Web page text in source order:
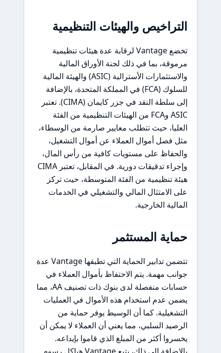
التراخيص والهيئات التنظيمية
تخضع Vantage لرقابة عدة هيئات تنظيمية
مرموقة، بما في ذلك لجنة الأوراق المالية
والاستثمارات الأسترالية (ASIC) والهيئة المالية
للسلوك (FCA) في المملكة المتحدة، بالإضافة
إلى سلطة النقد في جزر كايمان (CIMA). تعتبر
ASIC وFCA من الهيئات التنظيمية من الفئة
العليا، حيث تتطلب معايير صارمة من الوسطاء،
مثل فصل أموال العملاء عن أموال التشغيل،
والحفاظ على مستويات كافية من رأس المال،
وإجراء تدقيقات دورية. في المقابل، تعتبر CIMA
هيئة تنظيمية من الفئة المتوسطة، حيث تركز
على الامتثال المالي والتشغيلي في الخدمات
المالية الخارجية.
حماية المستثمر
تتضمن تدابير الحماية التي تطبقها Vantage عدة
جوانب مهمة. يتم الاحتفاظ بأموال العملاء في
حسابات منفصلة لدى بنوك ذات تصنيف AA، مما
يضمن عدم استخدام هذه الأموال في العمليات
التشغيلية. كما أن الوسيط يوفر حماية من
الرصيد السلبي، مما يعني أن العملاء لا يمكن أن
يخسروا أكثر من المبلغ الذي قاموا بإيداعه.
بالإضافة إلى ذلك، يتبع Vantage هياكل رسوم